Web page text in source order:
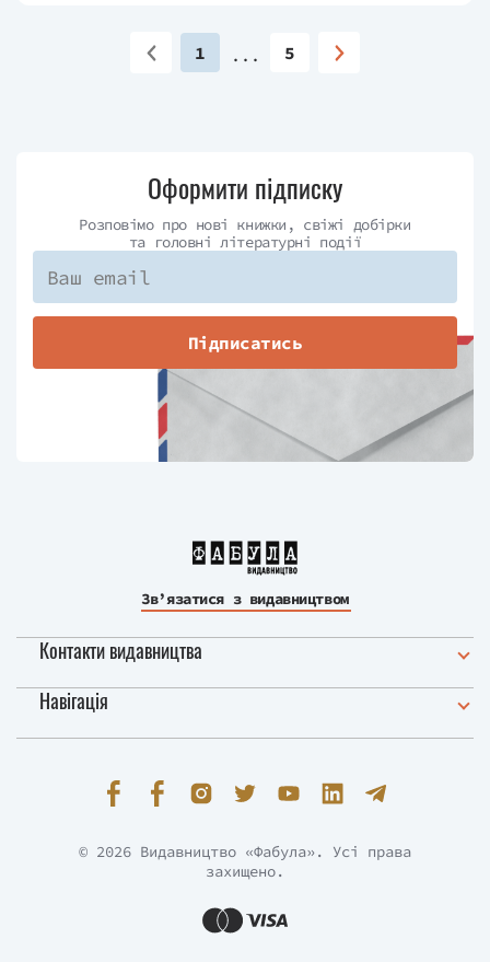
1 5
Оформити підписку
Розповімо про нові книжки, свіжі добірки
та головні літературні події
Підписатись
Зв’язатися з видавництвом
Контакти видавництва
Навігація
© 2026 Видавництво «Фабула». Усі права
захищено.